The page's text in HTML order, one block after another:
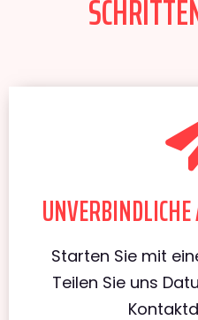
Starten Sie mit
Teilen Sie uns